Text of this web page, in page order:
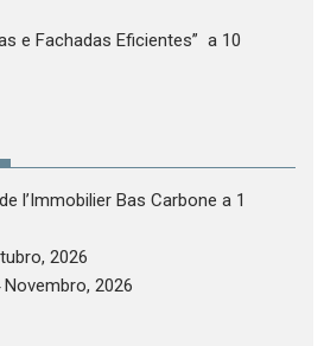
e Fachadas Eficientes” a 10
l’Immobilier Bas Carbone a 1
2026
Novembro, 2026